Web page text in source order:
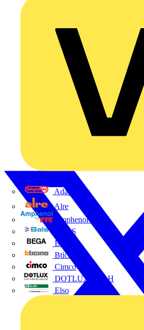
Adaptaflex
Alre
Amphenol FTG
BALS
Bega
Bticino
Cimco
DOTLUX GmbH
Elso